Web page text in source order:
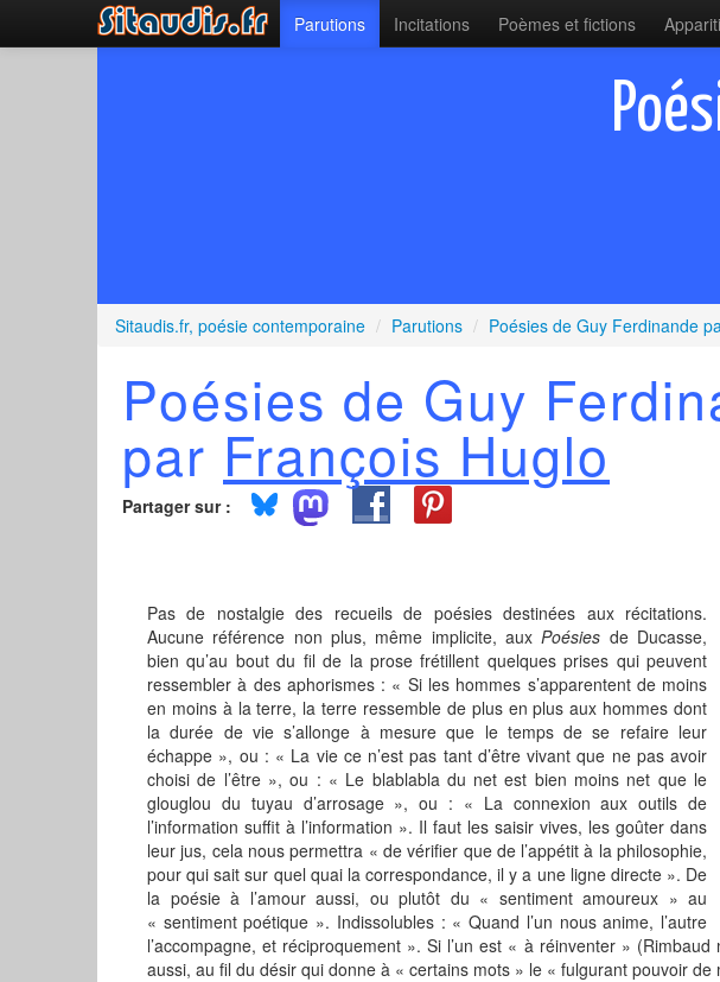
Parutions Incitations Poèmes et fictions
Sitaudis.fr, poésie contemporaine / Parutions / Poésies de Guy Ferdinande
Poésies de Guy
par François Huglo
Partager sur :
Pas de nostalgie des recueils de poésies destinées aux récitations.
Aucune référence non plus, même implicite, auxPoésies de Ducasse,
bien qu’au bout du fil de la prose frétillent quelques prises qui peuvent
ressembler à des aphorismes : « Si les hommes s’apparentent de moins
en moins à la terre, la terre ressemble de plus en plus aux hommes dont
la durée de vie s’allonge à mesure que le temps de se refaire leur
échappe », ou : « La vie ce n’est pas tant d’être vivant que ne pas avoir
choisi de l’être », ou : « Le blablabla du net est bien moins net que le
glouglou du tuyau d’arrosage », ou : « La connexion aux outils de
l’information suffit à l’information ». Il faut les saisir vives, les goûter dans
leur jus, cela nous permettra « de vérifier que de l’appétit à la philosophie,
pour qui sait sur quel quai la correspondance, il y a une ligne directe ». De
la poésie à l’amour aussi, ou plutôt du « sentiment amoureux » au
« sentiment poétique ». Indissolubles : « Quand l’un nous anime, l’autre
l’accompagne, et réciproquement ». Si l’un est « à réinventer » (Rimbaud
aussi, au fil du désir qui donne à « certains mots » le « fulgurant pouvoir de